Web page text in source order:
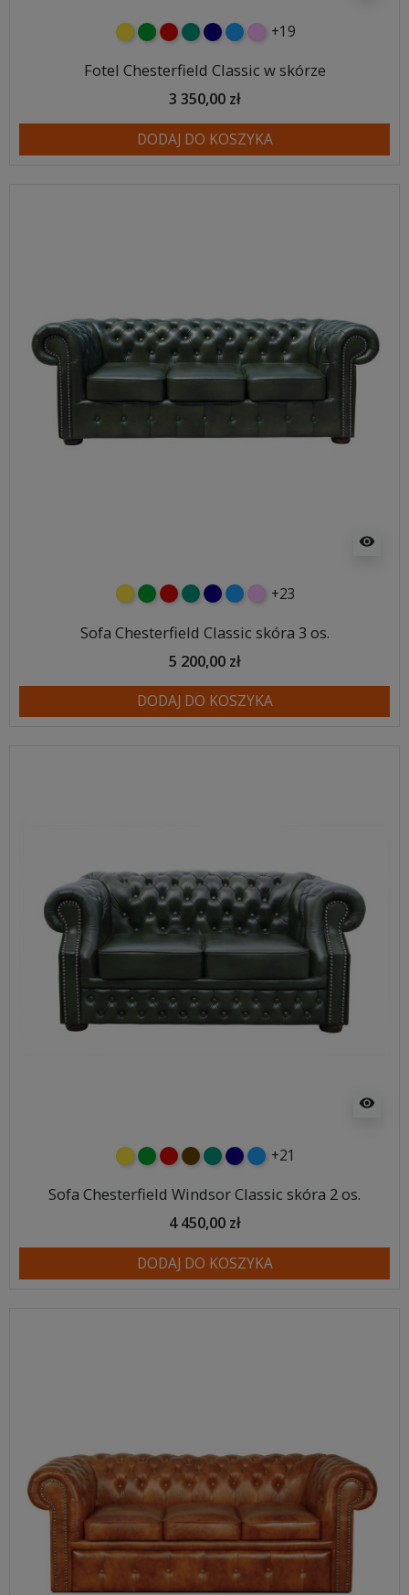
żółtyzielonyczerwony
turkusowy
granatowy
niebieski
różowy
+19
Fotel Chesterfield Classic w skórze
3 350,00 zł
DODAJ DO KOSZYKA
visibility
żółtyzielonyczerwony
turkusowy
granatowy
niebieski
różowy
+23
Sofa Chesterfield Classic skóra 3 os.
5 200,00 zł
DODAJ DO KOSZYKA
visibility
żółtyzielonyczerwony
czekoladowy
turkusowy
granatowy
niebieski
+21
Sofa Chesterfield Windsor Classic skóra 2 os.
4 450,00 zł
DODAJ DO KOSZYKA